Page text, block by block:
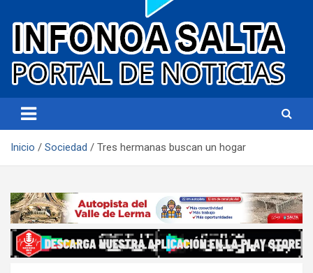
Infonoa Salta
Inicio Sociedad Tres hermanas buscan un hogar